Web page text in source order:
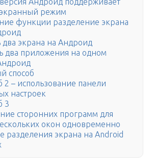
режим
функции разделение экрана
два экрана на Андроид
два приложения на одном
способ
2 – использование панели
настроек
3
сторонних программ для
окон одновременно
разделения экрана на Android